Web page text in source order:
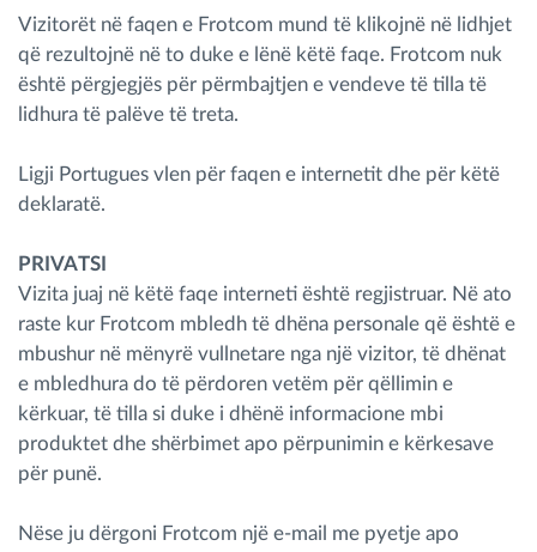
Vizitorët në faqen e Frotcom mund të klikojnë në lidhjet
që rezultojnë në to duke e lënë këtë faqe. Frotcom nuk
është përgjegjës për përmbajtjen e vendeve të tilla të
lidhura të palëve të treta.
Ligji Portugues vlen për faqen e internetit dhe për këtë
deklaratë.
PRIVATSI
Vizita juaj në këtë faqe interneti është regjistruar. Në ato
raste kur Frotcom mbledh të dhëna personale që është e
mbushur në mënyrë vullnetare nga një vizitor, të dhënat
e mbledhura do të përdoren vetëm për qëllimin e
kërkuar, të tilla si duke i dhënë informacione mbi
produktet dhe shërbimet apo përpunimin e kërkesave
për punë.
Nëse ju dërgoni Frotcom një e-mail me pyetje apo